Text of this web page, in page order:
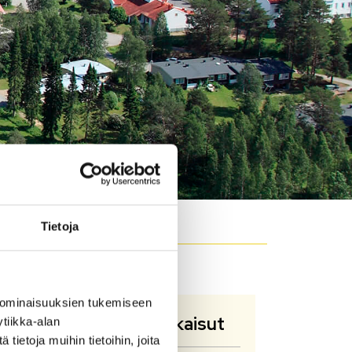
Tietoja
tukemiseen
alan
tietoja muihin tietoihin, joita
Oppaat ja julkaisut